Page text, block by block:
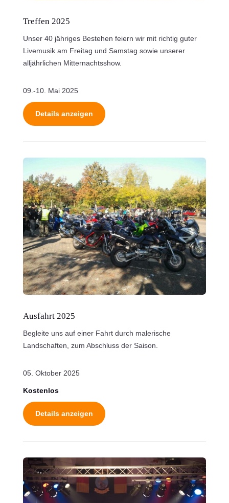
Treffen 2025
Unser 40 jähriges Bestehen feiern wir mit richtig guter
Livemusik am Freitag und Samstag sowie unserer
alljährlichen Mitternachtsshow.
09.-10. Mai 2025
Details anzeigen
Ausfahrt 2025
Begleite uns auf einer Fahrt durch malerische
Landschaften, zum Abschluss der Saison.
05. Oktober 2025
Kostenlos
Details anzeigen